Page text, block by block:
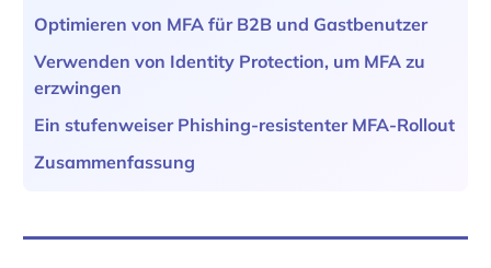
Optimieren von MFA für B2B und Gastbenutzer
Verwenden von Identity Protection, um MFA zu
erzwingen
Ein stufenweiser Phishing-resistenter MFA-Rollout
Zusammenfassung